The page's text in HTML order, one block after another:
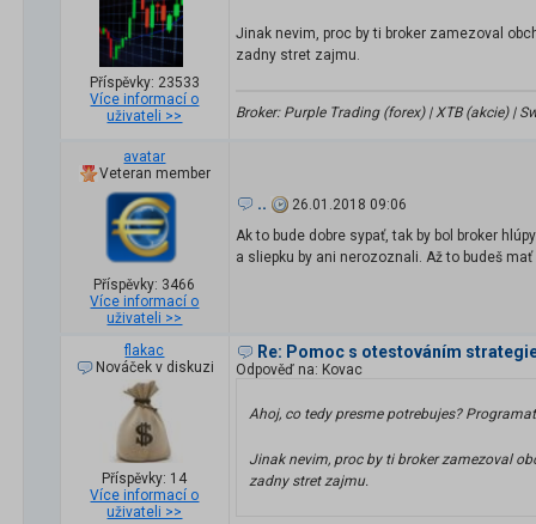
Příspěvky: 23533
Více informací o
uživateli >>
Jinak nevim, proc by ti broker zamezoval
zadny stret zajmu.
Broker: Purple Trading (forex) | XTB (akcie) |
avatar
Veteran member
Příspěvky: 3466
Více informací o
uživateli >>
..
26.01.2018 09:06
Ak to bude dobre sypať, tak by bol broker
a sliepku by ani nerozoznali. Až to budeš
flakac
Nováček v diskuzi
Příspěvky: 14
Více informací o
uživateli >>
Re: Pomoc s otestováním
Odpověď na: Kovac
Ahoj, co tedy presme potrebujes?
Jinak nevim, proc by ti broker zamezoval
zadny stret zajmu.